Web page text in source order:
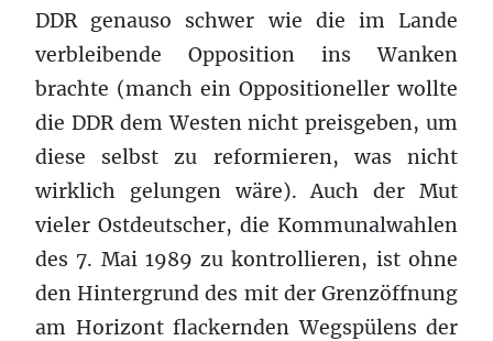
DDR genauso schwer wie die im Lande
verbleibende Opposition ins Wanken
brachte (manch ein Oppositioneller wollte
die DDR dem Westen nicht preisgeben, um
diese selbst zu reformieren, was nicht
wirklich gelungen wäre). Auch der Mut
vieler Ostdeutscher, die Kommunalwahlen
des 7. Mai 1989 zu kontrollieren, ist ohne
den Hintergrund des mit der Grenzöffnung
am Horizont flackernden Wegspülens der